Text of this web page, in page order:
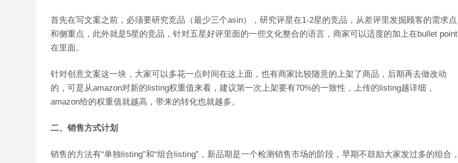
首先在写文案之前，必须要研究竞品（最少三个asin），研究评星在1-2星的竞品，从差评里发掘顾客的需求点
和侧重点，此外就是5星的竞品，针对五星好评里面的一些文化整合的语言，商家可以适度的加上在bullet point
在里面。
针对创意文案这一块，大家可以多花一点时间在这上面，也有商家比较随意的上架了商品，后期再去做改动
的，可是从amazon对新的listing权重值来看，建议第一次上架要有70%的一致性，上传的listing越详细，
amazon给的权重值就越高，带来的转化也就越多。
二、销售方式计划
销售的方法有“单独listing”和“组合listing”，新品期是一个检测销售市场的阶段，早期不鼓励大家发过多的组合，